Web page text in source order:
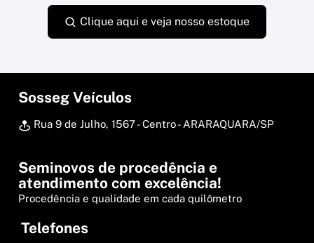
Clique aqui e veja nosso estoque
Sosseg Veículos
Rua 9 de Julho, 1567 - Centro - ARARAQUARA/SP
Seminovos de procedência e
atendimento com excelência!
Procedência e qualidade em cada quilômetro
Telefones